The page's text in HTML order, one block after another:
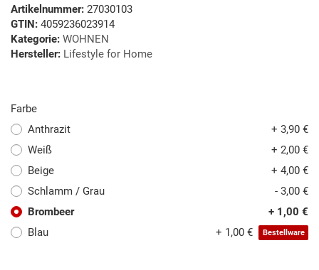
Artikelnummer: 27030103
GTIN: 4059236023914
Kategorie: WOHNEN
Hersteller: Lifestyle for Home
Farbe
Anthrazit
+ 3,90 €
Weiß
+ 2,00 €
Beige
+ 4,00 €
Schlamm / Grau
- 3,00 €
Brombeer
+ 1,00 €
Blau
+ 1,00 € Bestellware